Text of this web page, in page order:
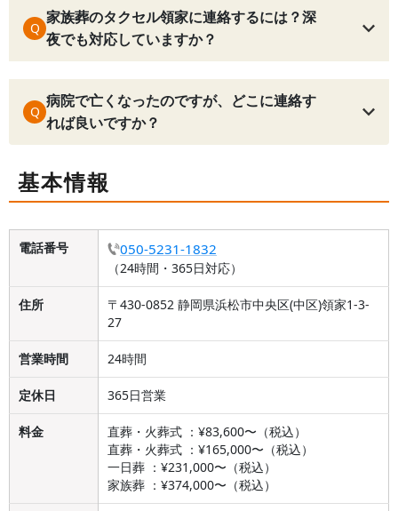
Q
家族葬のタクセル領家に連絡するには？深
夜でも対応していますか？
Q
病院で亡くなったのですが、どこに連絡す
れば良いですか？
基本情報
電話番号 050-5231-1832
（24時間・365日対応）
住所
〒430-0852 静岡県浜松市中央区(中区)領家1-3-
27
営業時間 24時間
定休日 365日営業
料金
直葬・火葬式 ：¥83,600〜（税込）
直葬・火葬式 ：¥165,000〜（税込）
一日葬 ：¥231,000〜（税込）
家族葬 ：¥374,000〜（税込）